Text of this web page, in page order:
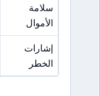
سلامة
الأموال
إشارات
الخطر